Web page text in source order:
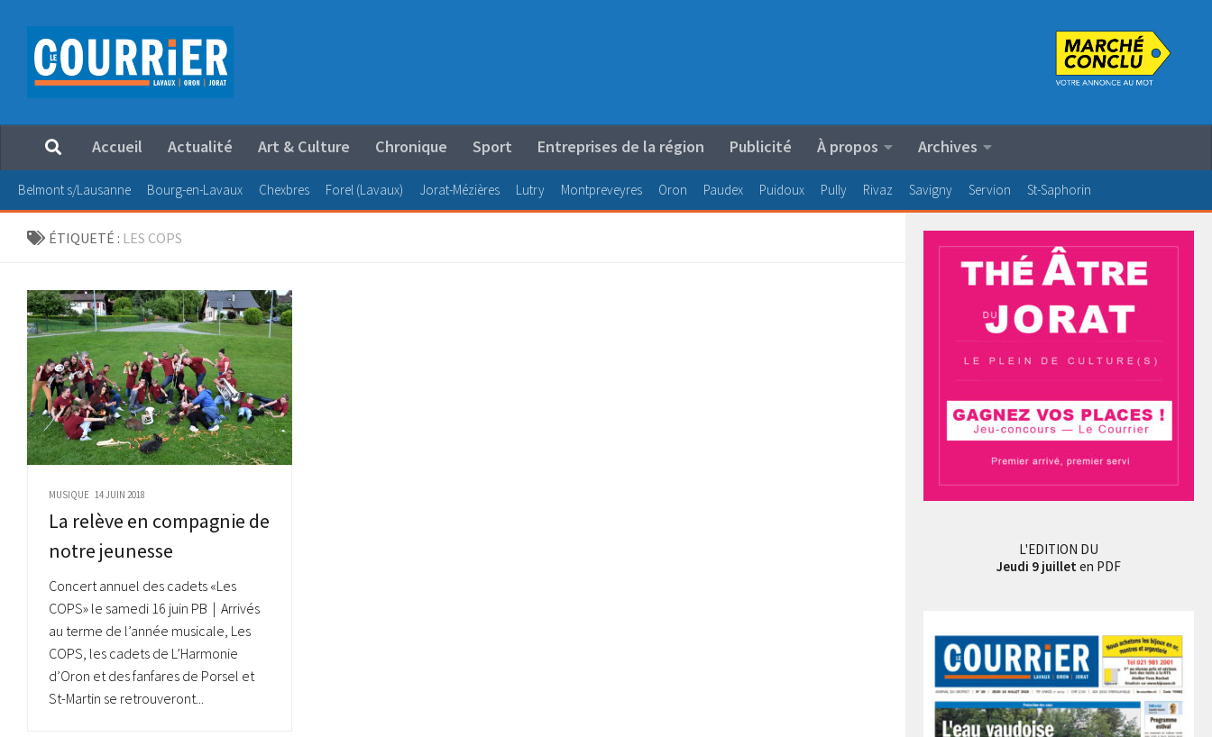
Au dessous du contenu
Accueil Actualité Art & Culture Chronique Sport Entreprises de la région Publicité À propos Archives
Belmont s/Lausanne Bourg-en-Lavaux Chexbres Forel (Lavaux) Jorat-Mézières Lutry Montpreveyres Oron Paudex Puidoux Pully Rivaz Savigny Servion St-Saphorin
ÉTIQUETÉ : LES COPS
MUSIQUE 14 JUIN 2018
La relève en compagnie de
notre jeunesse
Concert annuel des cadets «Les
COPS» le samedi 16 juin PB | Arrivés
au terme de l’année musicale, Les
COPS, les cadets de L’Harmonie
d’Oron et des fanfares de Porsel et
St-Martin se retrouveront...
L'EDITION DU
Jeudi 9 juillet en PDF